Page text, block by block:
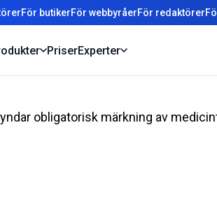
För butikerFör webbyråerFör redaktörer
PriserExperter
obligatorisk märkning av